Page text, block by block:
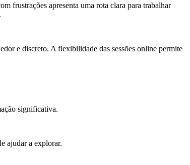
frustrações apresenta uma rota clara para trabalhar
e discreto. A flexibilidade das sessões online permite
significativa.
ajudar a explorar.